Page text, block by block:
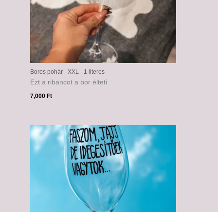
Boros pohár - XXL - 1 literes
Ezt a ribancot a bor élteti
7,000 Ft